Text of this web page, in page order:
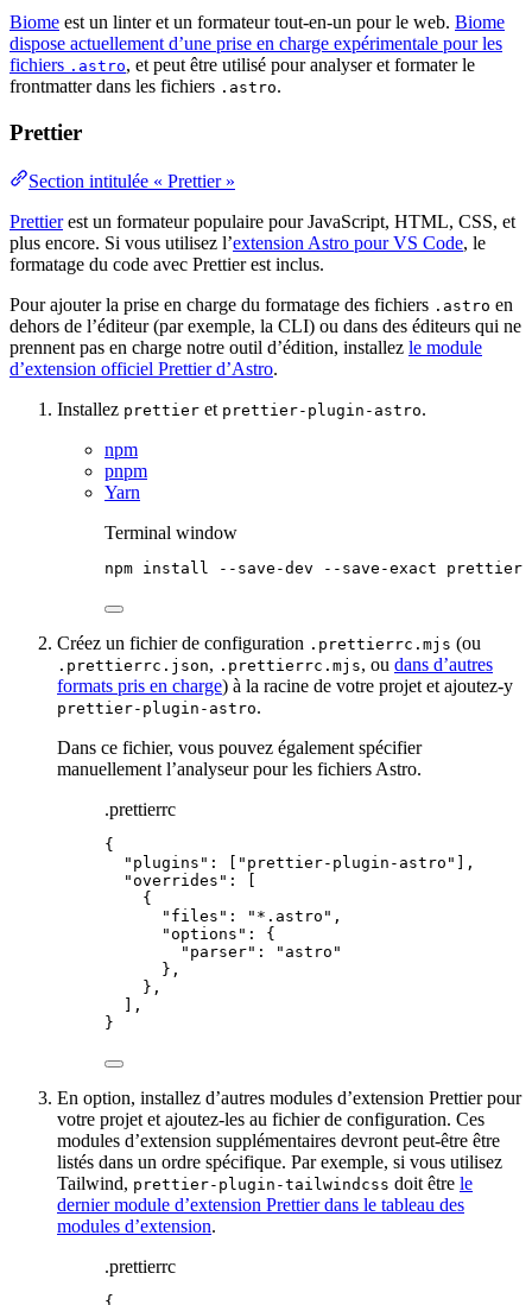
Biome est un linter et un formateur tout-en-un pour le web. Biome
dispose actuellement d’une prise en charge expérimentale pour les
fichiers .astro, et peut être utilisé pour analyser et formater le
frontmatter dans les fichiers .astro.
Prettier
Section intitulée « Prettier »
Prettierest un formateur populaire pour JavaScript, HTML, CSS, et
plus encore. Si vous utilisez l’extension Astro pour VS Code, le
formatage du code avec Prettier est inclus.
Pour ajouter la prise en charge du formatage des fichiers .astro en
dehors de l’éditeur (par exemple, la CLI) ou dans des éditeurs qui ne
prennent pas en charge notre outil d’édition, installez le module
d’extension officiel Prettier d’Astro.
Installez prettier et prettier-plugin-astro.
npm
pnpm
Yarn
Terminal window
npm install --save-dev --save-exact prettier
Créez un fichier de configuration .prettierrc.mjs (ou
.prettierrc.json, .prettierrc.mjs, ou dans d’autres
formats pris en charge) à la racine de votre projet et ajoutez-y
prettier-plugin-astro.
Dans ce fichier, vous pouvez également spécifier
manuellement l’analyseur pour les fichiers Astro.
.prettierrc
{
"plugins" : [ " prettier-plugin-astro "
],
"overrides" : [
{
"files" : " *.astro " ,
"options" : {
"parser" : " astro "
},
},
],
}
En option, installez d’autres modules d’extension Prettier pour
votre projet et ajoutez-les au fichier de configuration. Ces
modules d’extension supplémentaires devront peut-être être
listés dans un ordre spécifique. Par exemple, si vous utilisez
Tailwind, prettier-plugin-tailwindcss doit être le
dernier module d’extension Prettier dans le tableau des
modules d’extension.
.prettierrc